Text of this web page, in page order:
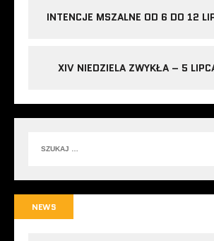
INTENCJE MSZALNE OD 6 DO 12
XIV NIEDZIELA ZWYKŁA – 5
NEWS